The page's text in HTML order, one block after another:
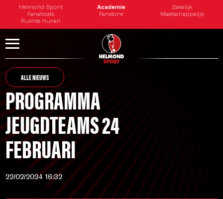
Helmond Sport Academie
Zakelijk
Fanaticats
Fanstore
Maatschappelijk
Ruimte huren
ALLE NIEUWS
PROGRAMMA
JEUGDTEAMS 24
FEBRUARI
22/02/2024 16:32